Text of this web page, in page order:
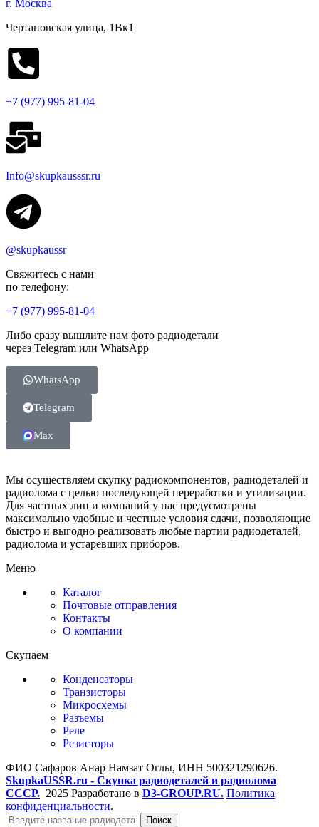
г. Москва
Чертановская улица, 1Вк1
+7 (977) 995-81-04
Info@skupkausssr.ru
@skupkaussr
Свяжитесь с нами
по телефону:
+7 (977) 995-81-04
Либо сразу вышлите нам фото радиодетали
через Telegram или WhatsApp
WhatsApp
Telegram
Max
Мы осуществляем скупку радиокомпонентов, радиодеталей и
радиолома с целью последующей переработки и утилизации.
Для частных лиц и компаний у нас предусмотрены
максимально удобные и честные условия сдачи, позволяющие
быстро и выгодно реализовать любые партии радиодеталей,
радиолома и устаревших приборов.
Меню
Каталог
Почтовые отправления
Контакты
О компании
Скупаем
Конденсаторы
Транзисторы
Микросхемы
Разъемы
Реле
Резисторы
ФИО Сафаров Анар Намзат Оглы, ИНН 500321290626.
SkupkaUSSR.ru - Скупка радиодеталей и радиолома
СССР. 2025 Разработано в D3-GROUP.RU. Политика
конфиденциальности.
Поиск